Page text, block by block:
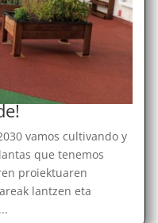
vamos cultivando y
que tenemos
proiektuaren
lantzen eta